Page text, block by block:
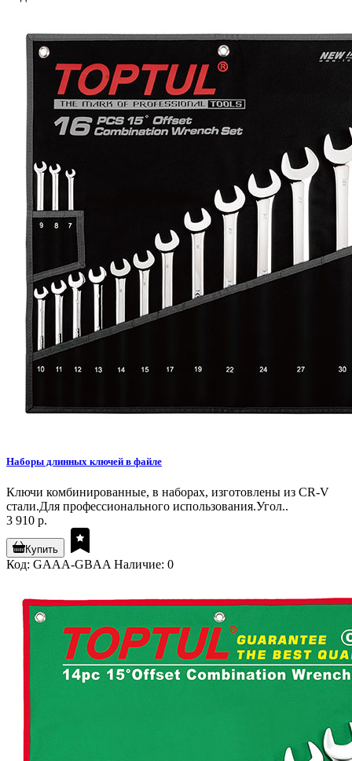
Наборы длинных ключей в файле
Ключи комбинированные, в наборах, изготовлены из CR-V
стали.Для профессионального использования.Угол..
3 910 р.
Купить
Код: GAAA-GBAA Наличие: 0